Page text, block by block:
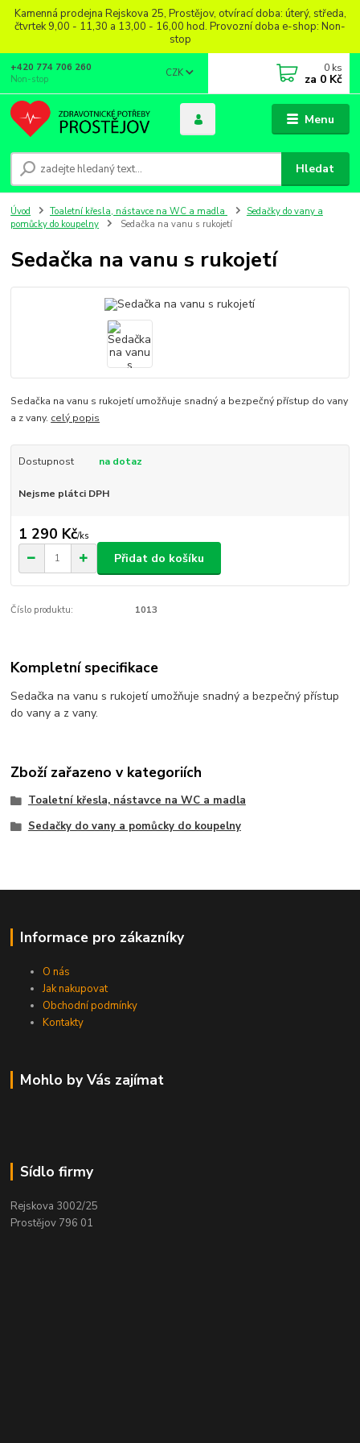
Kamenná prodejna Rejskova 25, Prostějov, otvírací doba: úterý, středa,
čtvrtek 9,00 - 11,30 a 13,00 - 16,00 hod. Provozní doba e-shop: Non-
stop
Menu
CZK
Hledat
+420 774 706 260
Non-stop
0 ks
za 0 Kč
Úvod Toaletní křesla, nástavce na WC a madla
Sedačky do vany a
pomůcky do koupelny
Sedačka na vanu s rukojetí
Sedačka na vanu s rukojetí
Sedačka na vanu s rukojetí umožňuje snadný a bezpečný přístup do vany
a z vany. celý popis
Dostupnost na dotaz
Nejsme plátci DPH
1 290 Kč/ks
Přidat do košíku
Číslo produktu: 1013
Kompletní specifikace
Sedačka na vanu s rukojetí umožňuje snadný a bezpečný přístup
do vany a z vany.
Zboží zařazeno v kategoriích
Toaletní křesla, nástavce na WC a madla
Sedačky do vany a pomůcky do koupelny
Informace pro zákazníky
O nás
Jak nakupovat
Obchodní podmínky
Kontakty
Mohlo by Vás zajímat
Sídlo firmy
Rejskova 3002/25
Prostějov 796 01